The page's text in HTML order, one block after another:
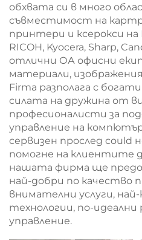
обхвата си в много
съвместимост на
принтери и ксерокси на
RICOH, Kyocera, Sharp,
отлични ОА офисни
материали,
Firma разполага с
силата на дружина от
професионалисти за
управление на
сервизен прослед could
помогне на клиентите
нашата фирма ще
най-добри по качество
внимателни услуги,
технологии, по-
управление.